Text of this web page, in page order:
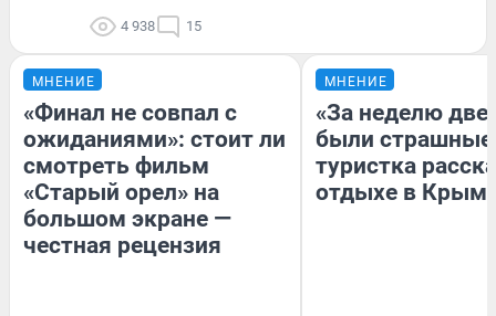
4 938 15
МНЕНИЕ
«Финал не совпал с
ожиданиями»: стоит ли
смотреть фильм
«Старый орел» на
большом экране —
честная рецензия
МНЕНИЕ
«За неделю две
были
туристка
отдыхе в